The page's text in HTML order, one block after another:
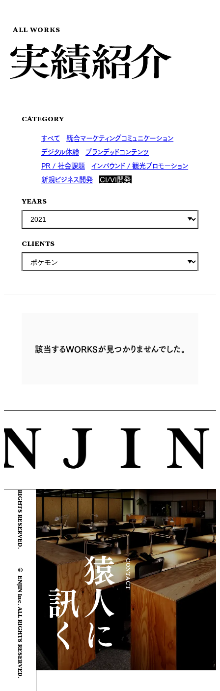
ALL WORKS
CATEGORY
すべて 統合マーケティングコミュニケーション
デジタル体験
ブランデッドコンテンツ
PR / 社会課題 インバウンド / 観光プロモーション
新規ビジネス開発
CI/VI開発
YEARS
CLIENTS
該当するWORKSが見つかりませんでした。
© ENJIN Inc. ALL RIGHTS RESERVED.
© ENJIN Inc. ALL RIGHTS RESERVED.
CONTACT